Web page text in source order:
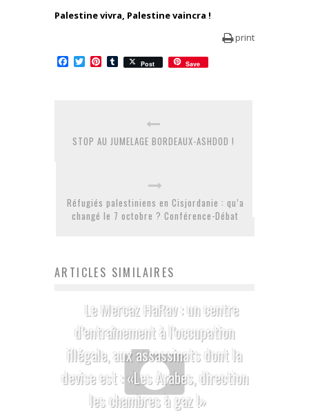
Palestine vivra, Palestine vaincra !
print
Facebook
TwitterPinterest
Tumblr
Post Save
STOP AU JUMELAGE BORDEAUX-ASHDOD !
Réfugiés palestiniens en Cisjordanie : qu’a
changé le 7 octobre ? Conférence-Débat
ARTICLES SIMILAIRES
Le Mercaz HaRav : un centre
d’entraînement à l’occupation
illégale, aux assassinats dont la
devise est : «Les Arabes, direction
les chambres à gaz !»